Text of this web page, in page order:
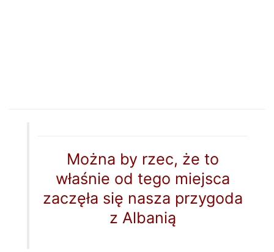
Można by rzec, że to
właśnie od tego miejsca
zaczęła się nasza przygoda
z Albanią